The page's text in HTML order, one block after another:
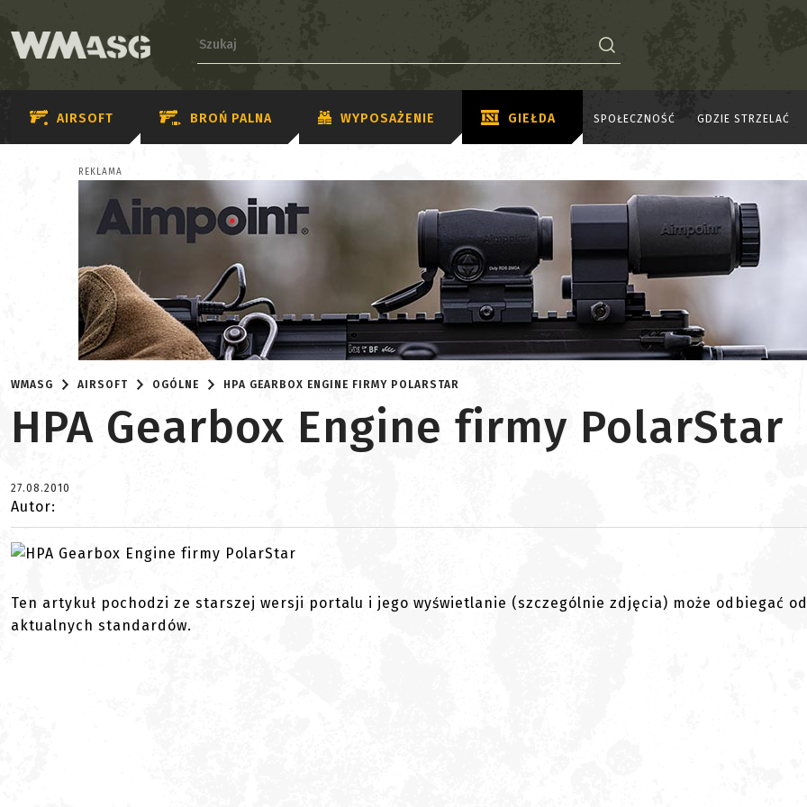
AIRSOFT BROŃ PALNA WYPOSAŻENIE GIEŁDA SPOŁECZNOŚĆ GDZIE STRZELAĆ
REKLAMA
WMASG AIRSOFT OGÓLNE HPA GEARBOX ENGINE FIRMY POLARSTAR
HPA Gearbox Engine firmy PolarStar
27.08.2010
Autor:
Ten artykuł pochodzi ze starszej wersji portalu i jego wyświetlanie (szczególnie zdjęcia) może odbiegać od
aktualnych standardów.